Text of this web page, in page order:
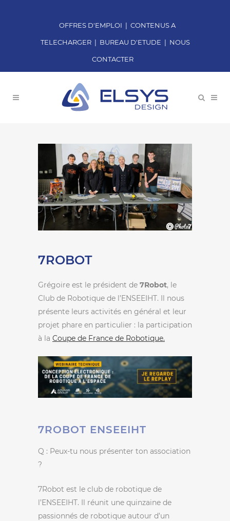
OFFRES D'EMPLOI | CONTENUS A
TELECHARGER| BUREAU D'ETUDE | NOUS
CONTACTER
7ROBOT
Grégoire est le président de 7Robot, le
Club de Robotique de l’ENSEEIHT. Il nous
présente leurs activités en général et leur
projet phare en particulier : la participation
à la Coupe de France de Robotique.
7ROBOT ENSEEIHT
Q : Peux-tu nous présenter ton association
?
7Robot est le club de robotique de
l’ENSEEIHT. Il réunit une quinzaine de
passionnés de robotique autour d’un